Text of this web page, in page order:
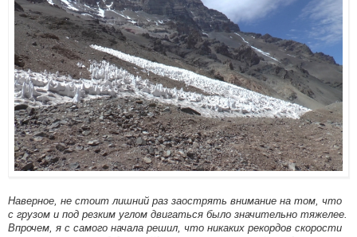
Наверное, не стоит лишний раз заострять внимание на том, что
с грузом и под резким углом двигаться было значительно тяжелее.
Впрочем, я с самого начала решил, что никаких рекордов скорости